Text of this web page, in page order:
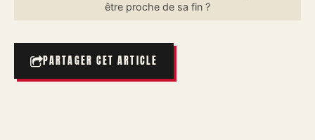
être proche de sa fin ?
PARTAGER CET ARTICLE